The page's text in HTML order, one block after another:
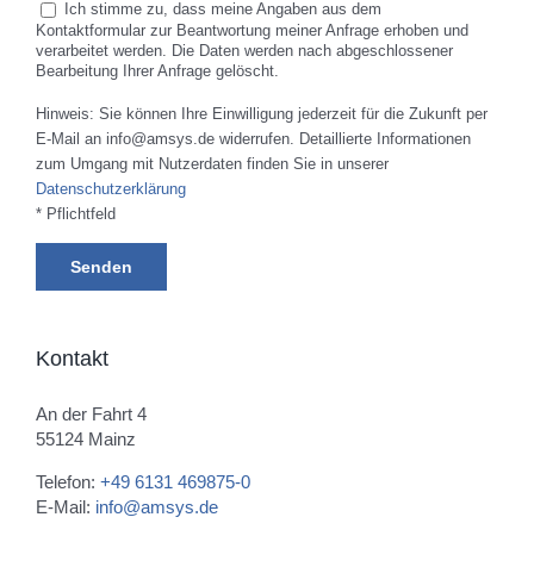
Ich stimme zu, dass meine Angaben aus dem
Kontaktformular zur Beantwortung meiner Anfrage erhoben und
verarbeitet werden. Die Daten werden nach abgeschlossener
Bearbeitung Ihrer Anfrage gelöscht.
Hinweis: Sie können Ihre Einwilligung jederzeit für die Zukunft per
E-Mail an info@amsys.de widerrufen. Detaillierte Informationen
zum Umgang mit Nutzerdaten finden Sie in unserer
Datenschutzerklärung
* Pflichtfeld
Kontakt
An der Fahrt 4
55124 Mainz
Telefon: +49 6131 469875-0
E-Mail: info@amsys.de